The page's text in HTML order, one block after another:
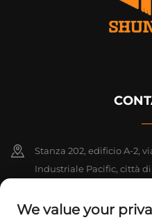
Stanza 202, edificio A-2,
Industriale Pacific, città
+86-18925142858
We value your